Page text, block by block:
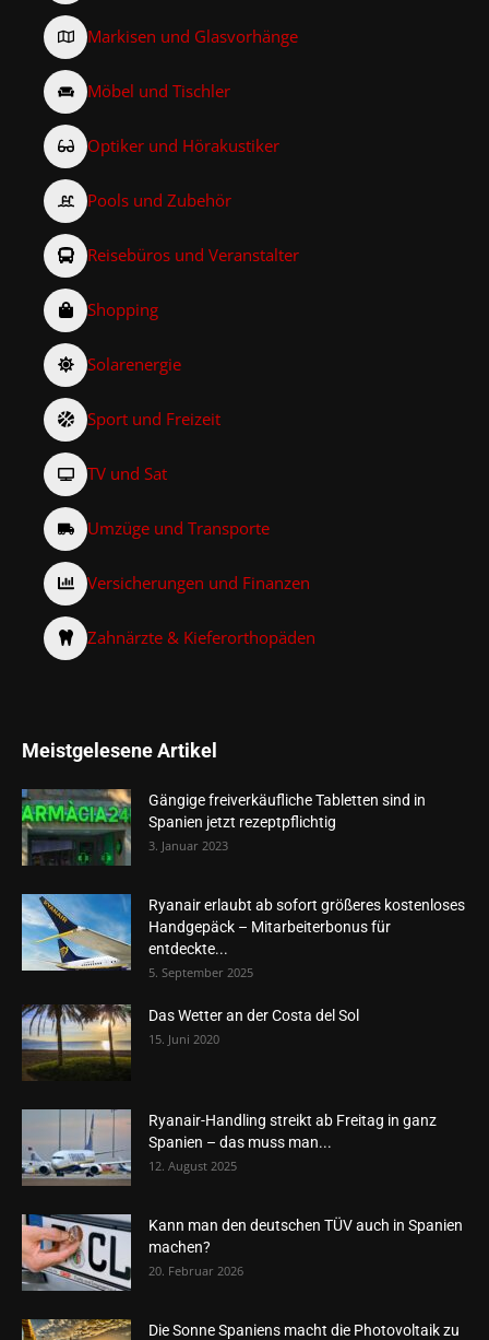
Markisen und Glasvorhänge
Möbel und Tischler
Optiker und Hörakustiker
Pools und Zubehör
Reisebüros und Veranstalter
Shopping
Solarenergie
Sport und Freizeit
TV und Sat
Umzüge und Transporte
Versicherungen und Finanzen
Zahnärzte & Kieferorthopäden
Meistgelesene Artikel
Gängige freiverkäufliche Tabletten sind in
Spanien jetzt rezeptpflichtig
3. Januar 2023
Ryanair erlaubt ab sofort größeres kostenloses
Handgepäck – Mitarbeiterbonus für
entdeckte...
5. September 2025
Das Wetter an der Costa del Sol
15. Juni 2020
Ryanair-Handling streikt ab Freitag in ganz
Spanien – das muss man...
12. August 2025
Kann man den deutschen TÜV auch in Spanien
machen?
20. Februar 2026
Die Sonne Spaniens macht die Photovoltaik zu